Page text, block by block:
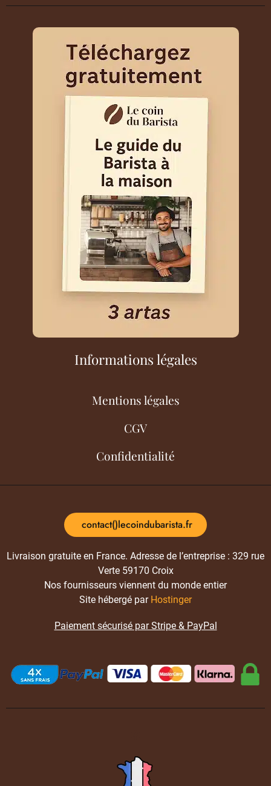
Informations légales
Mentions légales
CGV
Confidentialité
contact()lecoindubarista.fr
Livraison gratuite en France. Adresse de l’entreprise : 329 rue
Verte 59170 Croix
Nos fournisseurs viennent du monde entier
Site hébergé par Hostinger
Paiement sécurisé par Stripe & PayPal